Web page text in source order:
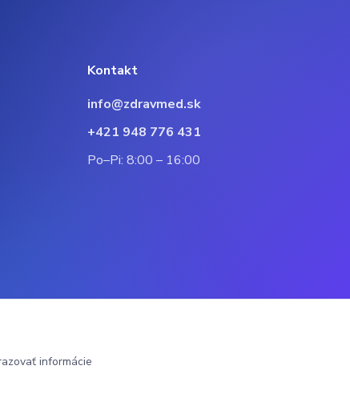
Kontakt
info@zdravmed.sk
+421 948 776 431
Po–Pi: 8:00 – 16:00
informácie